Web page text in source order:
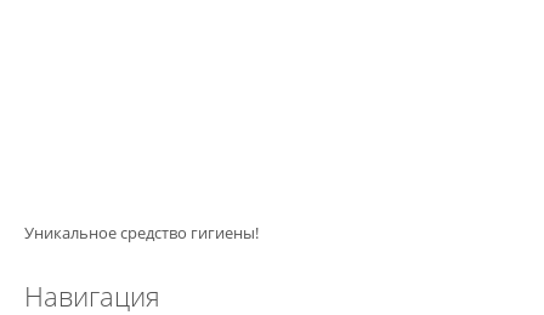
Уникальное средство гигиены!
Навигация